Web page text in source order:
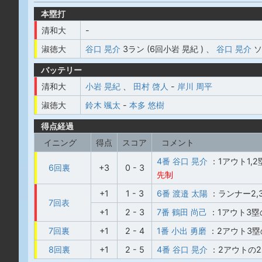
本塁打
清和大
-
淑徳大
谷口 晃介 3ラン (6回小岩 晃紀 ) 谷口 晃介
バッテリー
清和大
小岩 晃紀 田村 啓人 - 岸川 周平
淑徳大
鈴木 颯太 - 本多 悠樹
得点経過
イニング
得点 スコア コメント
6回裏 +3 0 - 3
4番 谷口 晃介 ：1アウト
先制
7回表
+1 1 - 3 6番 渡邉 太陽 ：ランナー
+1
2 - 3 7番 鶴田 尚己 ：1アウト3
7回裏
+1 2 - 4 1番 小出 勇磨 ：2アウト3
8回裏
+1 2 - 5 4番 谷口 晃介 ：2アウトの